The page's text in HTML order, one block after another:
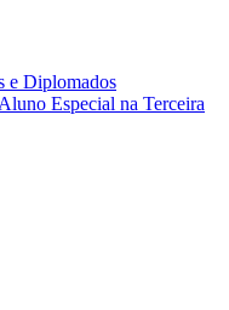
e Diplomados
Especial na Terceira